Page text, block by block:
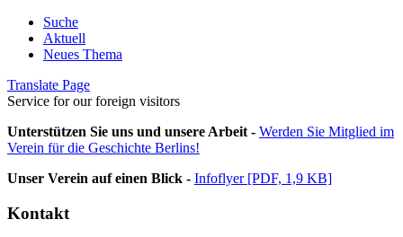
Suche
Aktuell
Neues Thema
Translate Page
Service for our foreign visitors
Unterstützen Sie uns und unsere Arbeit - Werden Sie Mitglied im
Verein für die Geschichte Berlins!
Unser Verein auf einen Blick - Infoflyer [PDF, 1,9 KB]
Kontakt